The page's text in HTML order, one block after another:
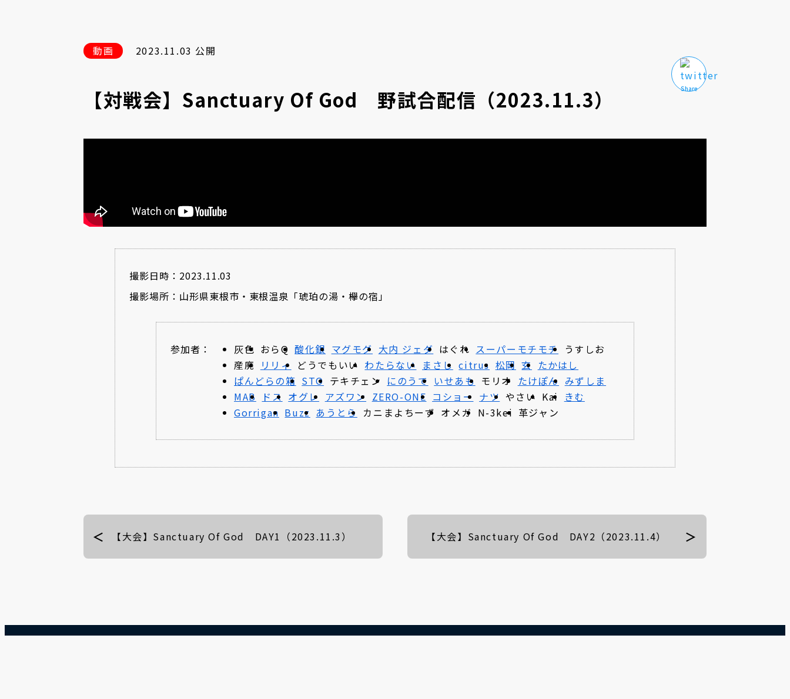
動画 2023.11.03 公開
【対戦会】Sanctuary Of God 野試合配信（2023.11.3）
撮影日時：2023.11.03
撮影場所：山形県東根市・東根温泉「琥珀の湯・欅の宿」
参加者： 灰色 おらQ 酸化銀 マグモグ 大内 ジェダ はぐれ スーパーモチモチ
うすしお
産廃 リリィ どうでもいい わたらない まさし citrus 松岡 玄
たかはし
ぱんどらの箱 STO テキチェン にのうで いせあも モリオ たけぽん みずしま
MAB
ドス オグレ アズワン ZERO-ONE コショー ナツ やさい Kai
きむ
Gorrigan Buzz あうとら カニまよちーず オメガ N-3kei 革ジャン
【大会】Sanctuary Of God DAY1（2023.11.3） 【大会】Sanctuary Of God DAY2（2023.11.4）